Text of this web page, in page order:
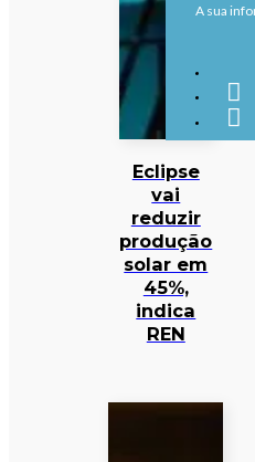
Eclipse
vai
reduzir
produção
solar em
45%,
indica
REN
A sua